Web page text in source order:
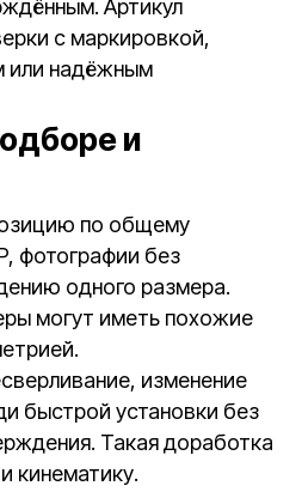
Артикул
с маркировкой,
или надёжным
и
по общему
фотографии без
одного размера.
могут иметь похожие
изменение
быстрой установки без
Такая доработка
кинематику.